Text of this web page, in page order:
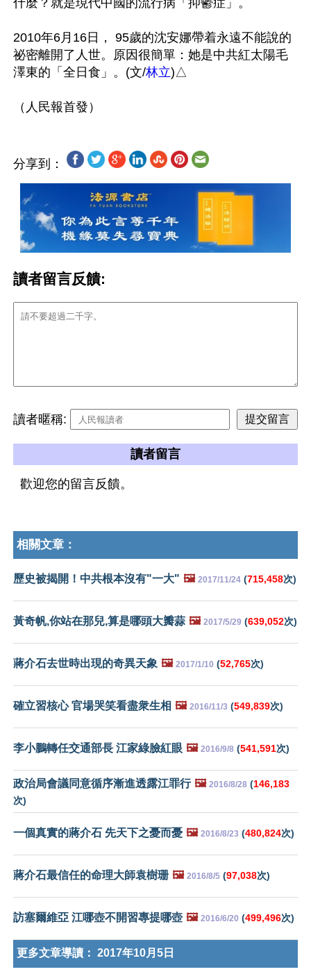
2010年6月16日， 95歲的沈安娜帶着永遠不能說的
祕密離開了人世。原因很簡單：她是中共紅太陽毛
澤東的「全日食」。(文/林立)△
分享到：
讀者留言反饋:
讀者暱稱:
讀者留言
歡迎您的留言反饋。
相關文章：
歷史被揭開！中共根本沒有"一大" 🖼️ 2017/11/24 (715,458次)
黃奇帆,你站在那兒,算是哪頭大瓣蒜 🖼️ 2017/5/29 (639,052次)
蔣介石去世時出現的奇異天象 🖼️ 2017/1/10 (52,765次)
確立習核心 官場哭笑看盡衆生相 🖼️ 2016/11/3 (549,839次)
李小鵬轉任交通部長 江家綠臉紅眼 🖼️ 2016/9/8 (541,591次)
政治局會議同意循序漸進透露江罪行 🖼️ 2016/8/28 (146,183
次)
一個真實的蔣介石 先天下之憂而憂 🖼️ 2016/8/23 (480,824次)
蔣介石最信任的命理大師袁樹珊 🖼️ 2016/8/5 (97,038次)
訪塞爾維亞 江哪壺不開習專提哪壺 🖼️ 2016/6/20 (499,496次)
更多文章導讀： 2017年10月5日